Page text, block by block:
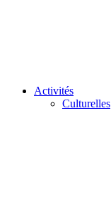
Activités
Culturelles